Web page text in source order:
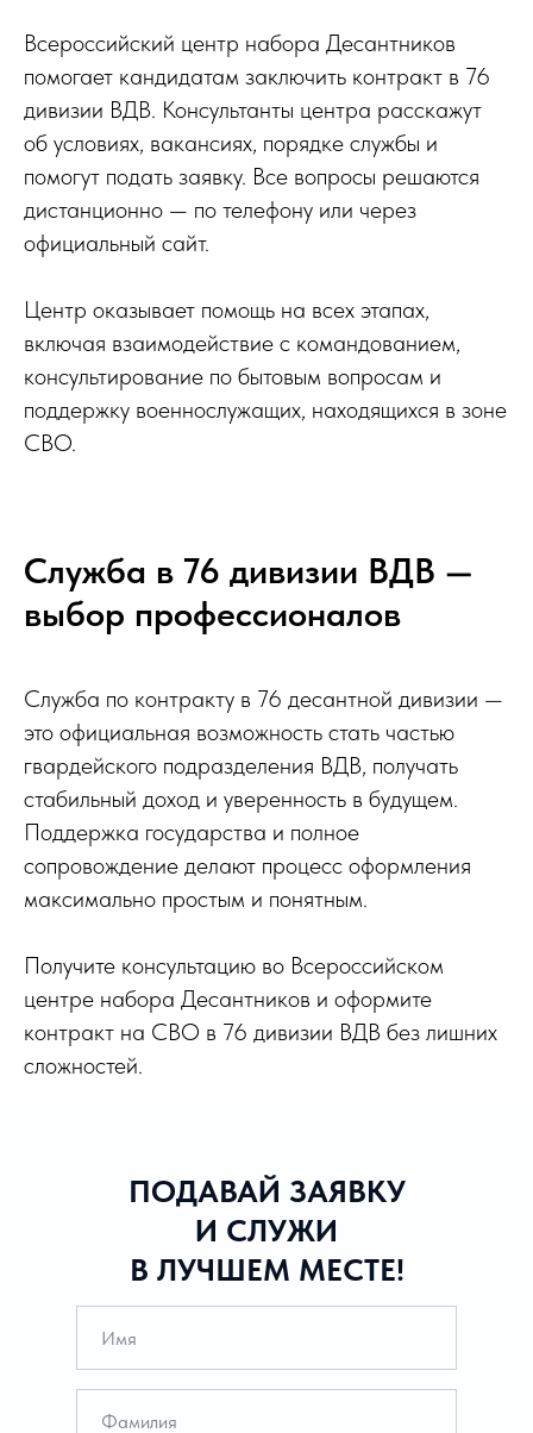
Всероссийский центр набора Десантников
помогает кандидатам заключить контракт в 76
дивизии ВДВ. Консультанты центра расскажут
об условиях, вакансиях, порядке службы и
помогут подать заявку. Все вопросы решаются
дистанционно — по телефону или через
официальный сайт.
Центр оказывает помощь на всех этапах,
включая взаимодействие с командованием,
консультирование по бытовым вопросам и
поддержку военнослужащих, находящихся в зоне
СВО.
Служба в 76 дивизии ВДВ —
выбор профессионалов
Служба по контракту в 76 десантной дивизии —
это официальная возможность стать частью
гвардейского подразделения ВДВ, получать
стабильный доход и уверенность в будущем.
Поддержка государства и полное
сопровождение делают процесс оформления
максимально простым и понятным.
Получите консультацию во Всероссийском
центре набора Десантников и оформите
контракт на СВО в 76 дивизии ВДВ без лишних
сложностей.
ПОДАВАЙ ЗАЯВКУ
И СЛУЖИ
В ЛУЧШЕМ МЕСТЕ!